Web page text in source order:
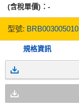
(含稅單價)： -
型號: BRB003005010
規格資訊